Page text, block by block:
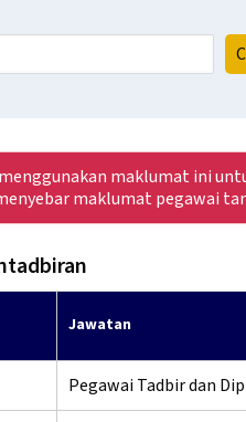
menggunakan maklumat ini
maklumat pegawai
Jawatan
Pegawai Tadbir dan